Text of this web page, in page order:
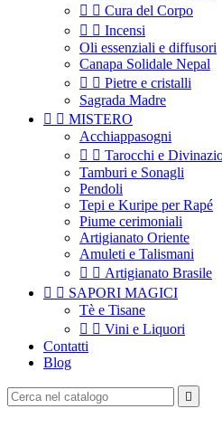
  Cura del Corpo
  Incensi
Oli essenziali e diffusori
Canapa Solidale Nepal
  Pietre e cristalli
Sagrada Madre
  MISTERO
Acchiappasogni
  Tarocchi e
Tamburi e Sonagli
Pendoli
Tepi e Kuripe per Rapé
Piume cerimoniali
Artigianato Oriente
Amuleti e Talismani
  Artigianato Brasile
  SAPORI MAGICI
Tè e Tisane
  Vini e Liquori
Contatti
Blog
